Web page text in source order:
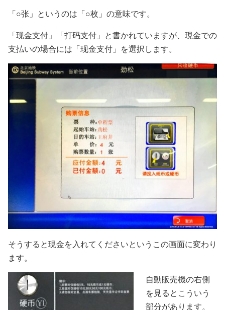
「○张」というのは「○枚」の意味です。
「现金支付」「打码支付」と書かれていますが、現金での
支払いの場合には「现金支付」を選択します。
そうすると現金を入れてくださいというこの画面に変わり
ます。
自動販売機の右側
を見るとこういう
部分があります。